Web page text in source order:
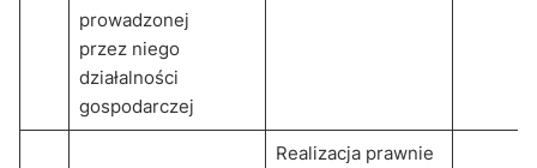
prowadzonej
przez niego
działalności
gospodarczej
Realizacja prawnie